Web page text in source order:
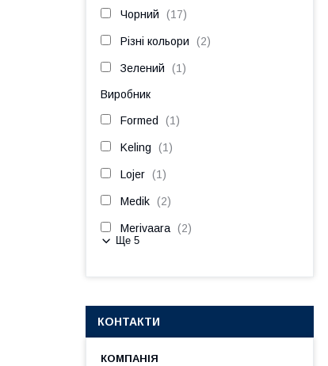
Чорний 17
Різні кольори 2
Зелений 1
Виробник
Formed 1
Keling 1
Lojer 1
Medik 2
Merivaara 2
Ще 5
КОНТАКТИ